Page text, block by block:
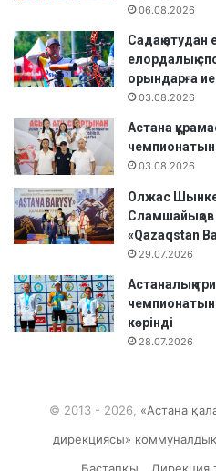
06.08.2026
Садақ
елордалық
орындарға
03.08.2026
Астана
03.08.2026
Олжас
«Qazaqstan
29.07.2026
Астаналық
көрінді
28.07.2026
© 2013 - 2026, «Астана
дирекциясы»